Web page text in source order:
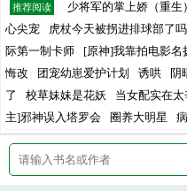
推荐阅读 少将军的掌上娇（重生）
心尖宠
虎杖今天被拐进排球部了吗
际第一制卡师
[原神]我靠拍电影名
悔改
团宠幼崽爱护计划 诱哄 阴
了
校草妹妹是花妖 当女配实在
主]邪神误入塔罗会
圈养大明星